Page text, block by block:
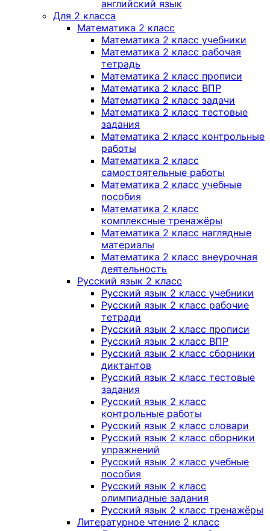
английский язык
Для 2 класса
Математика 2 класс
Математика 2 класс учебники
Математика 2 класс рабочая
тетрадь
Математика 2 класс прописи
Математика 2 класс ВПР
Математика 2 класс задачи
Математика 2 класс тестовые
задания
Математика 2 класс контрольные
работы
Математика 2 класс
самостоятельные работы
Математика 2 класс учебные
пособия
Математика 2 класс
комплексные тренажёры
Математика 2 класс наглядные
материалы
Математика 2 класс внеурочная
деятельность
Русский язык 2 класс
Русский язык 2 класс учебники
Русский язык 2 класс рабочие
тетради
Русский язык 2 класс прописи
Русский язык 2 класс ВПР
Русский язык 2 класс сборники
диктантов
Русский язык 2 класс тестовые
задания
Русский язык 2 класс
контрольные работы
Русский язык 2 класс словари
Русский язык 2 класс сборники
упражнений
Русский язык 2 класс учебные
пособия
Русский язык 2 класс
олимпиадные задания
Русский язык 2 класс тренажёры
Литературное чтение 2 класс